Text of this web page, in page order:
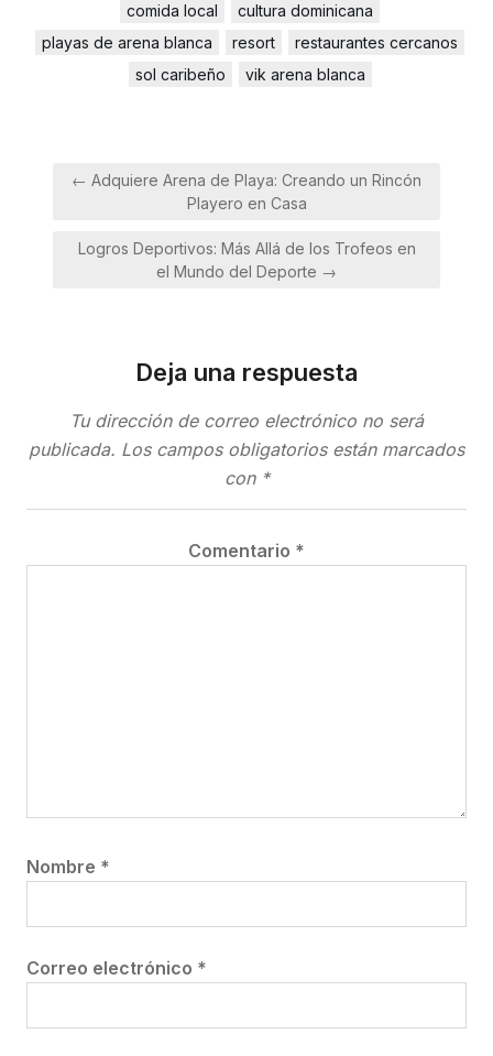
comida local
cultura dominicana
playas de arena blanca
resort
restaurantes cercanos
sol caribeño
vik arena blanca
Navegación
← Adquiere Arena de Playa: Creando un Rincón
Playero en Casa
Logros Deportivos: Más Allá de los Trofeos en
el Mundo del Deporte →
Deja una respuesta
Tu dirección de correo electrónico no será
publicada. Los campos obligatorios están marcados
con *
Comentario *
Nombre *
Correo electrónico *